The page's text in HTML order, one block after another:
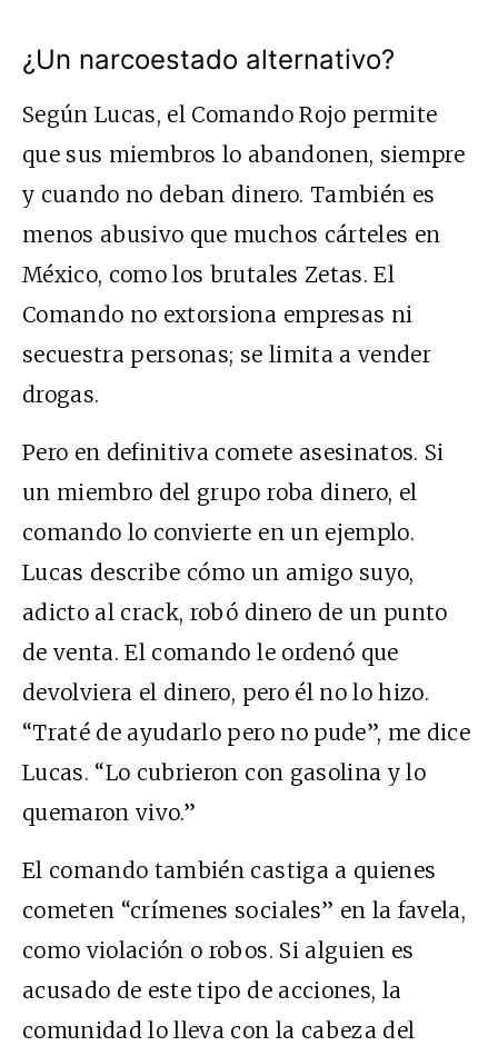
¿Un narcoestado alternativo?
Según Lucas, el Comando Rojo permite
que sus miembros lo abandonen, siempre
y cuando no deban dinero. También es
menos abusivo que muchos cárteles en
México, como los brutales Zetas. El
Comando no extorsiona empresas ni
secuestra personas; se limita a vender
drogas.
Pero en definitiva comete asesinatos. Si
un miembro del grupo roba dinero, el
comando lo convierte en un ejemplo.
Lucas describe cómo un amigo suyo,
adicto al crack, robó dinero de un punto
de venta. El comando le ordenó que
devolviera el dinero, pero él no lo hizo.
“Traté de ayudarlo pero no pude”, me dice
Lucas. “Lo cubrieron con gasolina y lo
quemaron vivo.”
El comando también castiga a quienes
cometen “crímenes sociales” en la favela,
como violación o robos. Si alguien es
acusado de este tipo de acciones, la
comunidad lo lleva con la cabeza del